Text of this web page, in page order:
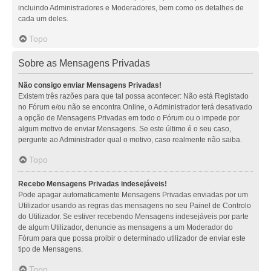
incluindo Administradores e Moderadores, bem como os detalhes de
cada um deles.
Topo
Sobre as Mensagens Privadas
Não consigo enviar Mensagens Privadas!
Existem três razões para que tal possa acontecer: Não está Registado
no Fórum e/ou não se encontra Online, o Administrador terá desativado
a opção de Mensagens Privadas em todo o Fórum ou o impede por
algum motivo de enviar Mensagens. Se este último é o seu caso,
pergunte ao Administrador qual o motivo, caso realmente não saiba.
Topo
Recebo Mensagens Privadas indesejáveis!
Pode apagar automaticamente Mensagens Privadas enviadas por um
Utilizador usando as regras das mensagens no seu Painel de Controlo
do Utilizador. Se estiver recebendo Mensagens indesejáveis por parte
de algum Utilizador, denuncie as mensagens a um Moderador do
Fórum para que possa proibir o determinado utilizador de enviar este
tipo de Mensagens.